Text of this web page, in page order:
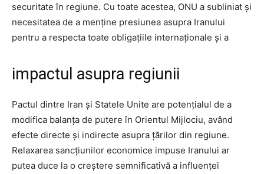
securitate în regiune. Cu toate acestea, ONU a subliniat și
necesitatea de a menține presiunea asupra Iranului
pentru a respecta toate obligațiile internaționale și a
impactul asupra regiunii
Pactul dintre Iran și Statele Unite are potențialul de a
modifica balanța de putere în Orientul Mijlociu, având
efecte directe și indirecte asupra țărilor din regiune.
Relaxarea sancțiunilor economice impuse Iranului ar
putea duce la o creștere semnificativă a influenței